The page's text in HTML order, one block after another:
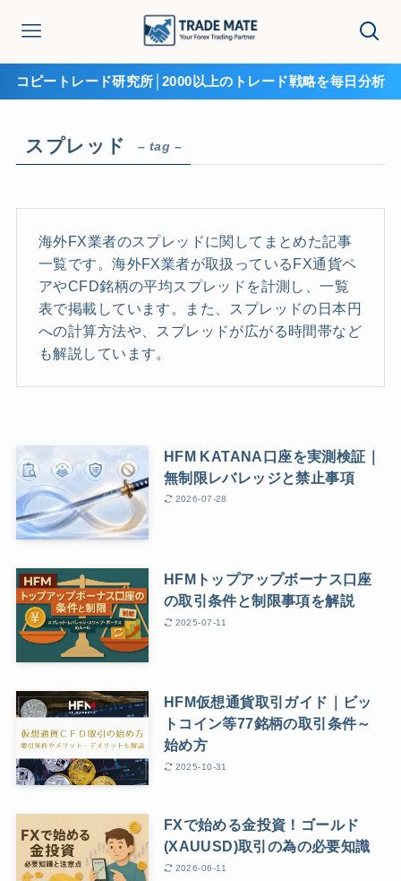
コピートレード研究所│2000以上のトレード戦略を毎日分析
スプレッド – tag –
海外FX業者のスプレッドに関してまとめた記事
一覧です。海外FX業者が取扱っているFX通貨ペ
アやCFD銘柄の平均スプレッドを計測し、一覧
表で掲載しています。また、スプレッドの日本円
への計算方法や、スプレッドが広がる時間帯など
も解説しています。
HFM KATANA口座を実測検証｜
無制限レバレッジと禁止事項
2026-07-28
HFMトップアップボーナス口座
の取引条件と制限事項を解説
2025-07-11
HFM仮想通貨取引ガイド｜ビッ
トコイン等77銘柄の取引条件～
始め方
2025-10-31
FXで始める金投資！ゴールド
(XAUUSD)取引の為の必要知識
2026-06-11